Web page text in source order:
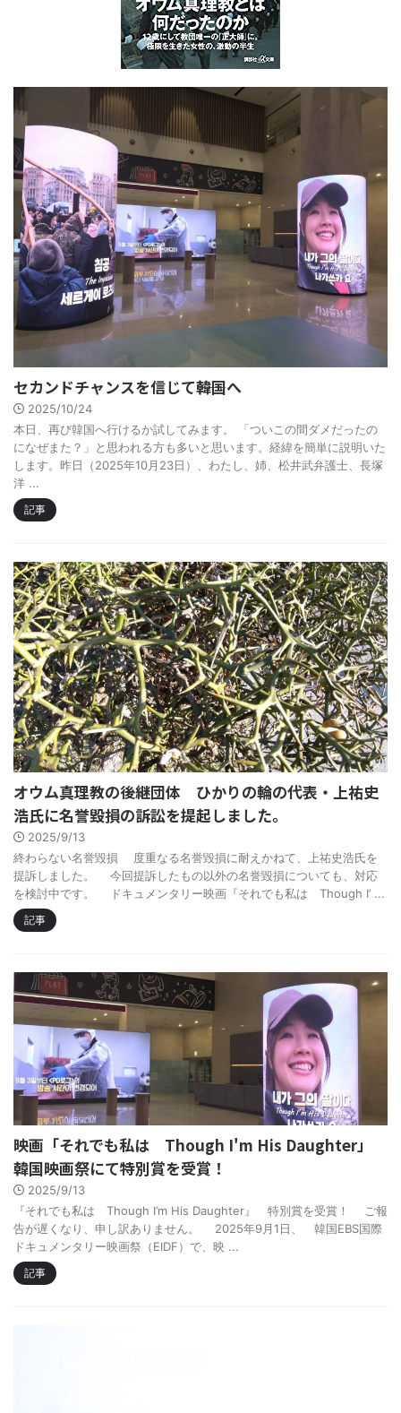
セカンドチャンスを信じて――韓国へ
2025/10/24
本日、再び韓国へ行けるか試してみます。 「ついこの間ダメだったの
になぜまた？」と思われる方も多いと思います。経緯を簡単に説明いた
します。昨日（2025年10月23日）、わたし、姉、松井武弁護士、長塚
洋 ...
記事
オウム真理教の後継団体 ひかりの輪の代表・上祐史
浩氏に名誉毀損の訴訟を提起しました。
2025/9/13
終わらない名誉毀損 度重なる名誉毀損に耐えかねて、上祐史浩氏を
提訴しました。 今回提訴したもの以外の名誉毀損についても、対応
を検討中です。 ドキュメンタリー映画『それでも私は Though I’ ...
記事
映画「それでも私は Though I'm His Daughter」
韓国映画祭にて特別賞を受賞！
2025/9/13
『それでも私は Though I’m His Daughter』 特別賞を受賞！ ご報
告が遅くなり、申し訳ありません。 2025年9月1日、 韓国EBS国際
ドキュメンタリー映画祭（EIDF）で、映 ...
記事